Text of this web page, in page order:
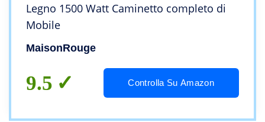
Legno 1500 Watt Caminetto completo di
Mobile
MaisonRouge
9.5 Controlla Su Amazon